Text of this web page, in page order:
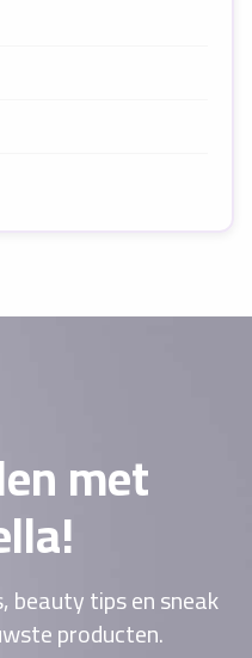
met
beauty tips en sneak
producten.